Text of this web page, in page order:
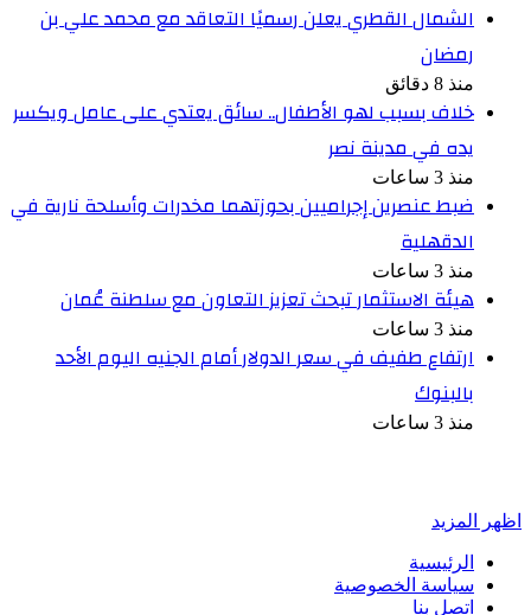
الشمال القطري يعلن رسميًا التعاقد مع محمد علي بن
رمضان
منذ 8 دقائق
خلاف بسبب لهو الأطفال.. سائق يعتدي على عامل ويكسر
يده في مدينة نصر
منذ 3 ساعات
ضبط عنصرين إجراميين بحوزتهما مخدرات وأسلحة نارية في
الدقهلية
منذ 3 ساعات
هيئة الاستثمار تبحث تعزيز التعاون مع سلطنة عُمان
منذ 3 ساعات
ارتفاع طفيف في سعر الدولار أمام الجنيه اليوم الأحد
بالبنوك
منذ 3 ساعات
اظهر المزيد
الرئيسية
سياسة الخصوصية
اتصل بنا